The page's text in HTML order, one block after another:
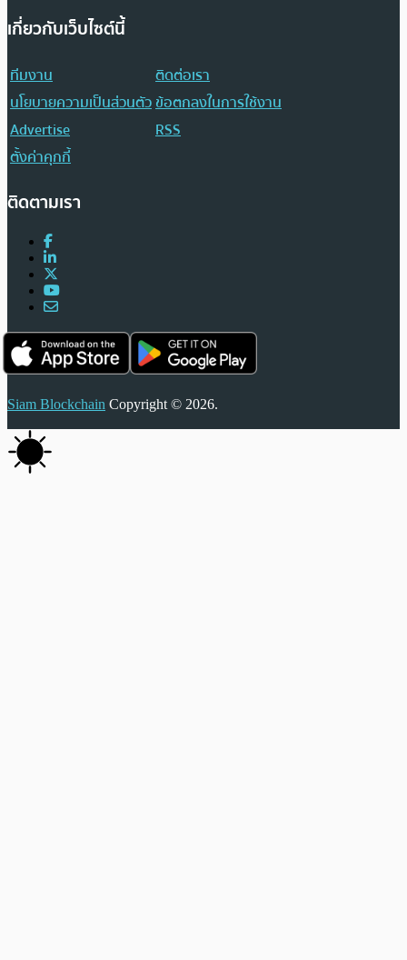
เกี่ยวกับเว็บไซต์นี้
ทีมงาน
ติดต่อเรา
นโยบายความเป็นส่วนตัวข้อตกลงในการใช้งาน
Advertise
RSS
ตั้งค่าคุกกี้
ติดตามเรา
Siam Blockchain Copyright © 2026.